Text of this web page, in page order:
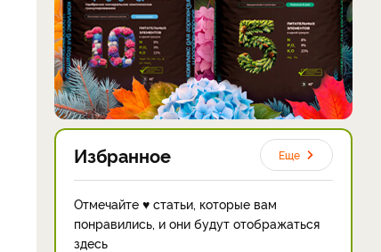
Избранное Еще
Отмечайте ♥ статьи, которые вам
понравились, и они будут отображаться
здесь